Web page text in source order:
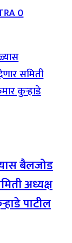
0
बैलजोड
अध्यक्ष
पाटील